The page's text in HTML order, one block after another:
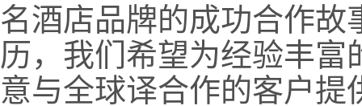
名酒店品牌的成功合作
历，我们希望为经验丰
意与全球译合作的客户